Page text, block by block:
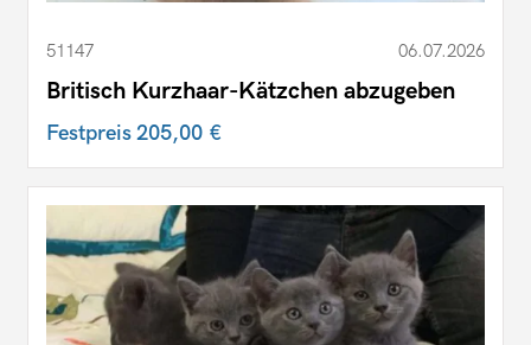
51147 06.07.2026
Britisch Kurzhaar-Kätzchen abzugeben
Festpreis205,00 €